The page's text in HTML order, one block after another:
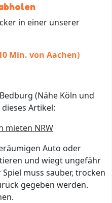
in einer unserer
Min. von Aachen)
(Nähe Köln und
Artikel:
mieten NRW
Auto oder
und wiegt ungefähr
muss sauber, trocken
gegeben werden.